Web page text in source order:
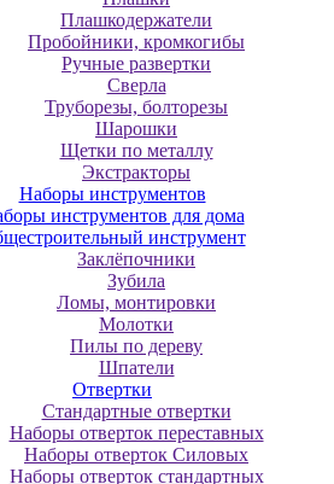
Плашкодержатели
Пробойники, кромкогибы
Ручные развертки
Сверла
Труборезы, болторезы
Шарошки
Щетки по металлу
Экcтpaктopы
Наборы инструментов
инструментов для дома
инструмент
Заклёпочники
Зубила
Ломы, монтировки
Молотки
Пилы по дереву
Шпатели
Отвертки
Cтандартные отвертки
Наборы отверток переставных
Наборы отверток Силовых
Наборы отверток стандартных